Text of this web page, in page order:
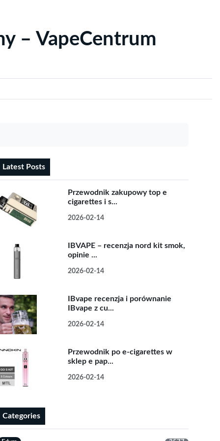
– VapeCentrum
Latest Posts
Przewodnik zakupowy top e
cigarettes i s...
2026-02-14
IBVAPE – recenzja nord kit smok,
opinie ...
2026-02-14
IBvape recenzja i porównanie
IBvape z cu...
2026-02-14
Przewodnik po e-cigarettes w
sklep e pap...
2026-02-14
Categories